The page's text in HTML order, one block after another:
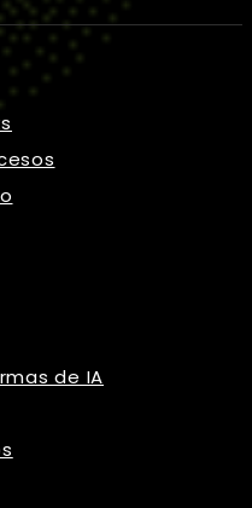
de IA